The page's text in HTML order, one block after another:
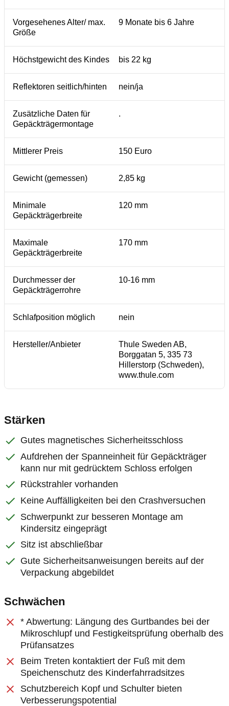
Vorgesehenes Alter/ max.
Größe
9 Monate bis 6 Jahre
Höchstgewicht des Kindes bis 22 kg
Reflektoren seitlich/hinten nein/ja
Zusätzliche Daten für
Gepäckträgermontage
.
Mittlerer Preis 150 Euro
Gewicht (gemessen) 2,85 kg
Minimale
Gepäckträgerbreite
120 mm
Maximale
Gepäckträgerbreite
170 mm
Durchmesser der
Gepäckträgerrohre
10-16 mm
Schlafposition möglich nein
Hersteller/Anbieter
Thule Sweden AB,
Borggatan 5, 335 73
Hillerstorp (Schweden),
www.thule.com
Stärken
Gutes magnetisches Sicherheitsschloss
Aufdrehen der Spanneinheit für Gepäckträger
kann nur mit gedrücktem Schloss erfolgen
Rückstrahler vorhanden
Keine Auffälligkeiten bei den Crashversuchen
Schwerpunkt zur besseren Montage am
Kindersitz eingeprägt
Sitz ist abschließbar
Gute Sicherheitsanweisungen bereits auf der
Verpackung abgebildet
Schwächen
* Abwertung: Längung des Gurtbandes bei der
Mikroschlupf und Festigkeitsprüfung oberhalb des
Prüfansatzes
Beim Treten kontaktiert der Fuß mit dem
Speichenschutz des Kinderfahrradsitzes
Schutzbereich Kopf und Schulter bieten
Verbesserungspotential